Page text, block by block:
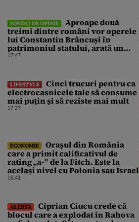
SONDAJ DE OPINIE
Aproape două
treimi dintre români vor operele
lui Constantin Brâncuși în
patrimoniul statului, arată un
sondaj
17:47
LIFESTYLE
Cinci trucuri pentru ca
electrocasnicele tale să consume
mai puțin și să reziste mai mult
17:27
ECONOMIE
Orașul din România
care a primit calificativul de
rating „a-” de la Fitch. Este la
același nivel cu Polonia sau Israel
16:41
ALERTĂ
Ciprian Ciucu crede că
blocul care a explodat în Rahova